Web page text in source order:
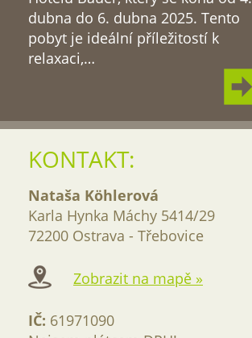
dubna do 6. dubna 2025. Tento
pobyt je ideální příležitostí k
relaxaci,…
KONTAKT:
Nataša Köhlerová
Karla Hynka Máchy 5414/29
72200 Ostrava - Třebovice
Zobrazit na mapě »
IČ: 61971090